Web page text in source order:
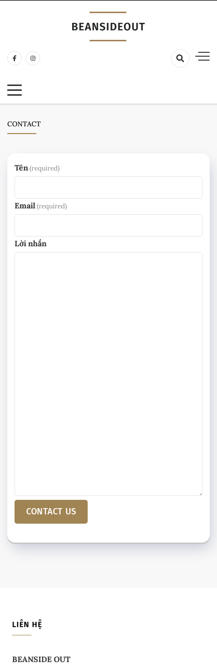
Beanside Out
CONTACT
Tên(required)
Email(required)
Lời nhắn
CONTACT US
LIÊN HỆ
BEANSIDE OUT